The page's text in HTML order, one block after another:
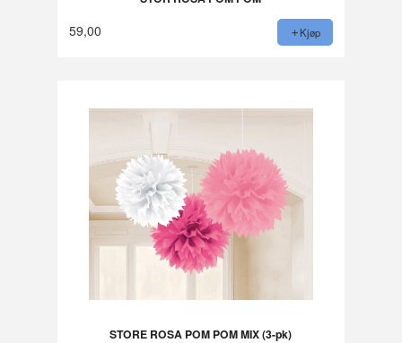
59,00 Kjøp
STORE ROSA POM POM MIX (3-pk)